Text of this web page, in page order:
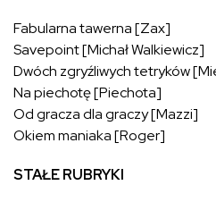
Fabularna tawerna [Zax]
Savepoint [Michał Walkiewicz]
Dwóch zgryźliwych tetryków
Na piechotę [Piechota]
Od gracza dla graczy [Mazzi]
Okiem maniaka [Roger]
STAŁE RUBRYKI